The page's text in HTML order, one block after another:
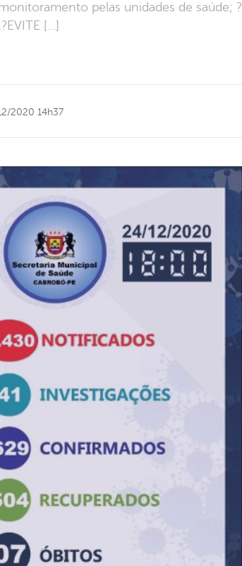
pelas unidades de saúde; ?
[…]
2020 14h37